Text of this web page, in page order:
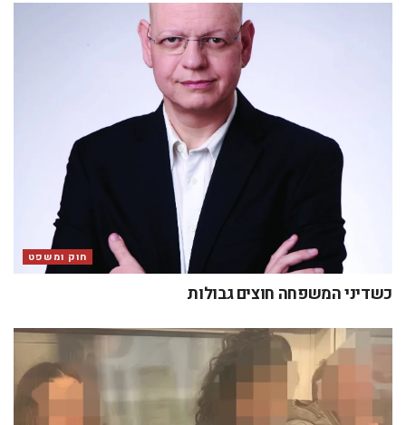
חוק ומשפט
כשדיני המשפחה חוצים גבולות